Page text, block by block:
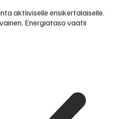
aktiiviselle ensikertalaiselle.
Energiataso vaatii